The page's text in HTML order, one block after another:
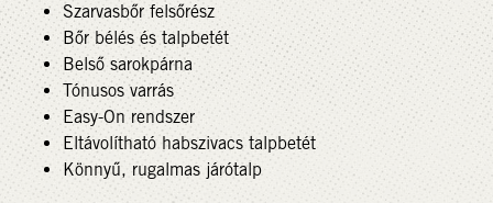
Szarvasbőr felsőrész
Bőr bélés és talpbetét
Belső sarokpárna
Tónusos varrás
Easy-On rendszer
Eltávolítható habszivacs talpbetét
Könnyű, rugalmas járótalp